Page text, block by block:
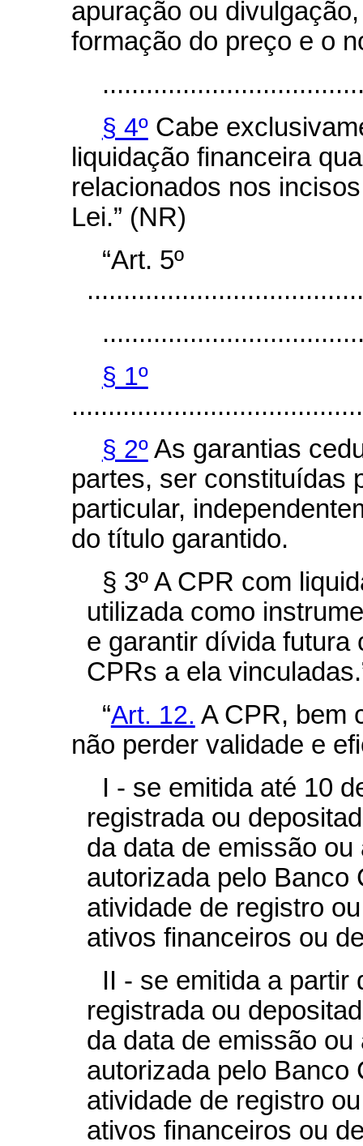
apuração ou
formação do preço e o
§ 4ºCabe
liquidação financeira
relacionados nos
Lei.” (NR)
“Art. 5º
§ 1º
§ 2ºAs garantias
partes, ser constituídas
particular,
do título garantido.
§ 3º A CPR com
utilizada como
e garantir dívida futura
CPRs a ela
“Art. 12. A CPR, bem
não perder validade e
I - se emitida até 10
registrada ou
da data de emissão
autorizada pelo Banco
atividade de registro
ativos financeiros ou
II - se emitida a partir
registrada ou
da data de emissão
autorizada pelo Banco
atividade de registro
ativos financeiros ou